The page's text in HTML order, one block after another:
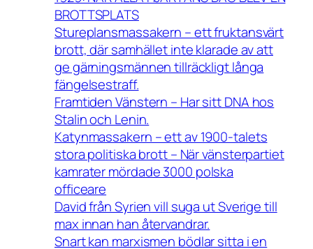
BROTTSPLATS
Stureplansmassakern – ett fruktansvärt
brott, där samhället inte klarade av att
ge gärningsmännen tillräckligt långa
fängelsestraff.
Framtiden Vänstern – Har sitt DNA hos
Stalin och Lenin.
Katynmassakern – ett av 1900-talets
stora politiska brott – När vänsterpartiet
kamrater mördade 3000 polska
officeare
David från Syrien vill suga ut Sverige till
max innan han återvandrar.
Snart kan marxismen bödlar sitta i en